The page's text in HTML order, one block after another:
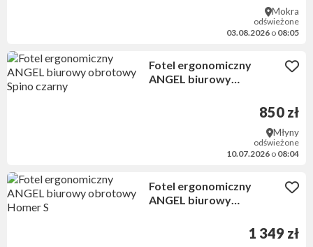
Mokra
odświeżone
03.08.2026 o 08:05
Fotel ergonomiczny
ANGEL biurowy
850 zł
Młyny
odświeżone
10.07.2026 o 08:04
Fotel ergonomiczny
ANGEL biurowy
1 349 zł